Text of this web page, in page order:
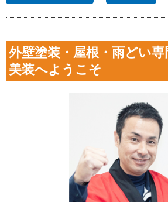
外壁塗装・屋根・雨どい
美装へようこそ